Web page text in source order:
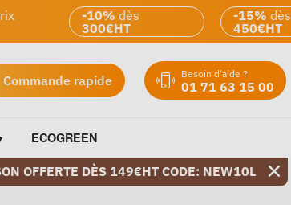
-10% dès
300€HT
-15% dès
450€HT
Commande rapide Besoin d'aide ?
01 71 63 15 00
ECOGREEN
OFFERTE DÈS 149€HT CODE: NEW10L